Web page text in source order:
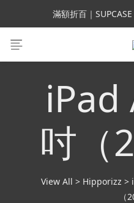
會員699免運｜父親節
滿額折百｜
會員699免運｜父親節
iPad
吋（
View All > Hipporizz >
（